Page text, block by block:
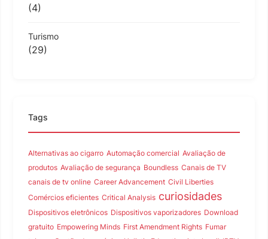
(4)
Turismo
(29)
Tags
Alternativas ao cigarro Automação comercial Avaliação de
produtos Avaliação de segurança Boundless Canais de TV
canais de tv online Career Advancement Civil Liberties
Comércios eficientes Critical Analysis curiosidades
Dispositivos eletrônicos Dispositivos vaporizadores Download
gratuito Empowering Minds First Amendment Rights Fumar